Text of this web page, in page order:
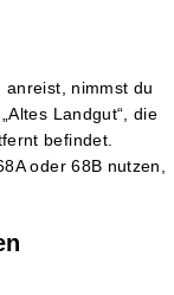
anreist, nimmst du
Landgut“, die
befindet.
oder 68B nutzen,